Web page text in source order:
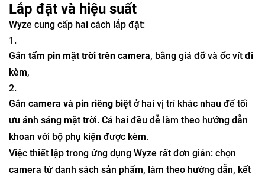
Lắp đặt và hiệu suất
Wyze cung cấp hai cách lắp đặt:
Gắn tấm pin mặt trời trên camera, bằng giá đỡ và ốc vít đi
kèm,
Gắn camera và pin riêng biệtở hai vị trí khác nhau để tối
ưu ánh sáng mặt trời. Cả hai đều dễ làm theo hướng dẫn
khoan với bộ phụ kiện được kèm.
Việc thiết lập trong ứng dụng Wyze rất đơn giản: chọn
camera từ danh sách sản phẩm, làm theo hướng dẫn, kết